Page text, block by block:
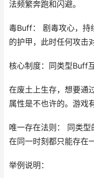
法频繁奔跑和闪避。
毒Buff： 剧毒攻心，持
的护甲，此时任何攻击
核心制度：同类型Buff
在废土上生存，想要通
属性是不也许的。游戏
唯一存在法则： 同类型
在同一时刻都只能存在
举例说明：